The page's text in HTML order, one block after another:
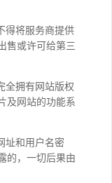
得将服务商提供
售或许可给第三
全拥有网站版权
及网站的功能系
址和用户名密
的，一切后果由